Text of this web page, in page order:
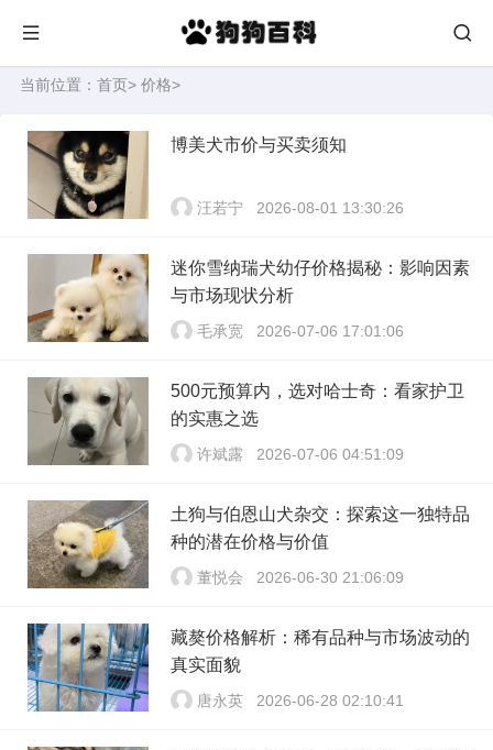
当前位置： 首页> 价格>
博美犬市价与买卖须知
汪若宁 2026-08-01 13:30:26
迷你雪纳瑞犬幼仔价格揭秘：影响因素
与市场现状分析
毛承宽 2026-07-06 17:01:06
500元预算内，选对哈士奇：看家护卫
的实惠之选
许斌露 2026-07-06 04:51:09
土狗与伯恩山犬杂交：探索这一独特品
种的潜在价格与价值
董悦会 2026-06-30 21:06:09
藏獒价格解析：稀有品种与市场波动的
真实面貌
唐永英 2026-06-28 02:10:41